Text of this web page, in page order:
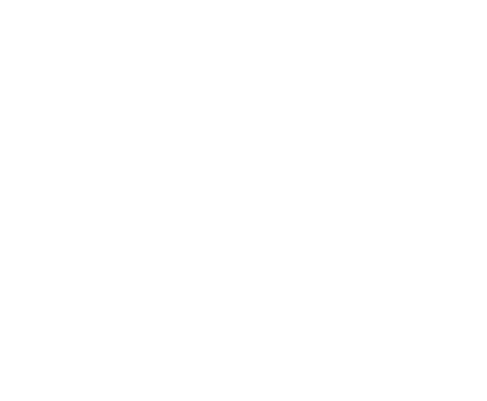
ferie dal giorno 08/08 al giorno 23/08. Saranno operativi dal 24/08